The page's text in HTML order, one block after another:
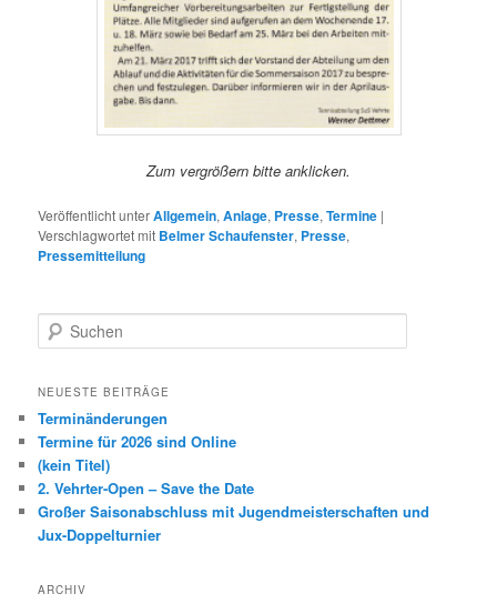
Zum vergrößern bitte anklicken.
Veröffentlicht unterAllgemein,Anlage, Presse,Termine |
Verschlagwortet mit Belmer Schaufenster, Presse,
Pressemitteilung
u
h
n
NEUESTE BEITRÄGE
Terminänderungen
Termine für 2026 sind Online
(kein Titel)
2. Vehrter-Open – Save the Date
Großer Saisonabschluss mit Jugendmeisterschaften und
Jux-Doppelturnier
ARCHIV